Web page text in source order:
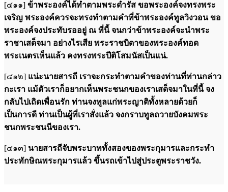
[๔๑๑] ข้าพระองค์ได้ทำตามพระดำรัส ขอพระองค์จงทรงพระ
เจริญ พระองค์ควรจะทรงทำตามคำที่ข้าพระองค์ทูลวิงวอน ขอ
พระองค์จงประทับรออยู่ ณ ที่นี้ จนกว่าข้าพระองค์จะนำพระ
ราชาเสด็จมา อย่างไรเสีย พระราชบิดาของพระองค์ทอด
พระเนตรเห็นแล้ว คงทรงพระปีติโสมนัสเป็นแน่.
[๔๑๒] แน่ะนายสารถี เราจะกระทำตามคำของท่านที่ท่านกล่าว
กะเรา แม้ตัวเราก็อยากเห็นพระชนกของเราเสด็จมาในที่นี้ จง
กลับไปเถิดเพื่อนรัก ท่านจงทูลแก่พระญาติทั้งหลายด้วยก็
เป็นการดี ท่านเป็นผู้ที่เราสั่งแล้ว จงกราบทูลถวายบังคมพระ
ชนกพระชนนีของเรา.
[๔๑๓] นายสารถีจับพระบาททั้งสองของพระกุมารและกระทำ
ประทักษิณพระกุมารแล้ว ขึ้นรถเข้าไปสู่ประตูพระราชวัง.